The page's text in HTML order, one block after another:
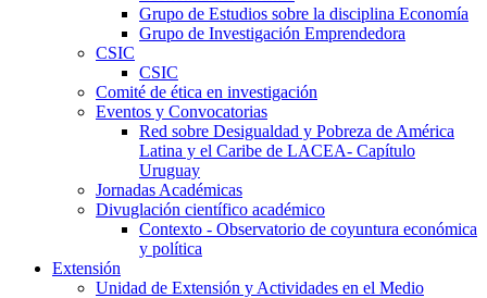
Grupo de Estudios sobre la disciplina Economía
Grupo de Investigación Emprendedora
CSIC
CSIC
Comité de ética en investigación
Eventos y Convocatorias
Red sobre Desigualdad y Pobreza de América
Latina y el Caribe de LACEA- Capítulo
Uruguay
Jornadas Académicas
Divuglación científico académico
Contexto - Observatorio de coyuntura económica
y política
Extensión
Unidad de Extensión y Actividades en el Medio